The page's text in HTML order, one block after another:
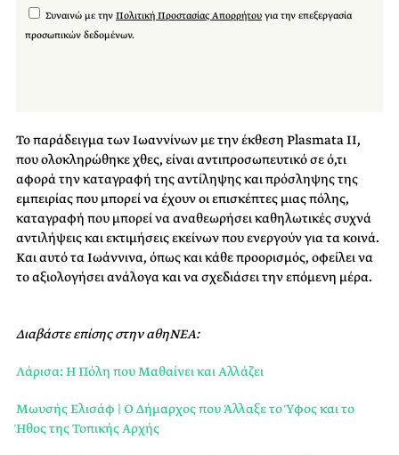
Συναινώ με την Πολιτική Προστασίας Απορρήτου για την επεξεργασία
προσωπικών δεδομένων.
Το παράδειγμα των Ιωαννίνων με την έκθεση Plasmata II,
που ολοκληρώθηκε χθες, είναι αντιπροσωπευτικό σε ό,τι
αφορά την καταγραφή της αντίληψης και πρόσληψης της
εμπειρίας που μπορεί να έχουν οι επισκέπτες μιας πόλης,
καταγραφή που μπορεί να αναθεωρήσει καθηλωτικές συχνά
αντιλήψεις και εκτιμήσεις εκείνων που ενεργούν για τα κοινά.
Και αυτό τα Ιωάννινα, όπως και κάθε προορισμός, οφείλει να
το αξιολογήσει ανάλογα και να σχεδιάσει την επόμενη μέρα.
Διαβάστε επίσης στην αθηΝΕΑ:
Λάρισα: Η Πόλη που Μαθαίνει και Αλλάζει
Μωυσής Ελισάφ | Ο Δήμαρχος που Άλλαξε το Ύφος και το
Ήθος της Τοπικής Αρχής